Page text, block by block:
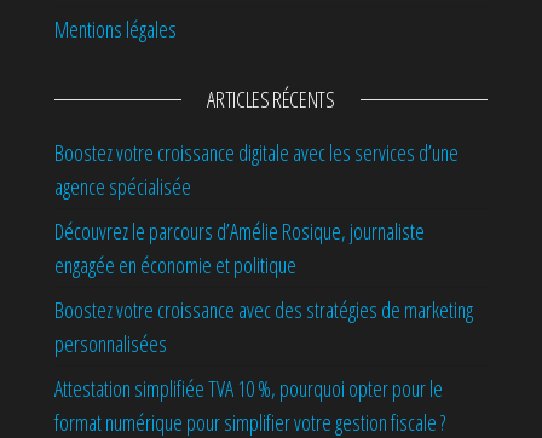
Mentions légales
ARTICLES RÉCENTS
Boostez votre croissance digitale avec les services d’une
agence spécialisée
Découvrez le parcours d’Amélie Rosique, journaliste
engagée en économie et politique
Boostez votre croissance avec des stratégies de marketing
personnalisées
Attestation simplifiée TVA 10 %, pourquoi opter pour le
format numérique pour simplifier votre gestion fiscale ?